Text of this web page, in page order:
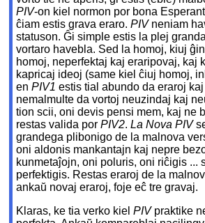
PIV-on kiel normon por bona
ĉiam estis grava eraro.PIVneniam
statuson. Ĝi simple estis la plej
vortaro havebla. Sed la homoj, kiuj
homoj, neperfektaj kaj eraripovaj, kaj
kapricaj ideoj (same kiel ĉiuj homoj,
enPIV1 estis tial abundo da eraroj
nemalmulte da vortoj neuzindaj kaj
tion scii, oni devis pensi mem, kaj ne
restas valida porPIV2.La Nova PIV
grandega plibonigo de la malnova
oni aldonis mankantajn kaj nepre
kunmetaĵojn, oni poluris, oni riĉigis ...
perfektigis. Restas eraroj de la
ankaŭ novaj eraroj, foje eĉ tre gravaj.
Klaras, ke tia verko kielPIVpraktike